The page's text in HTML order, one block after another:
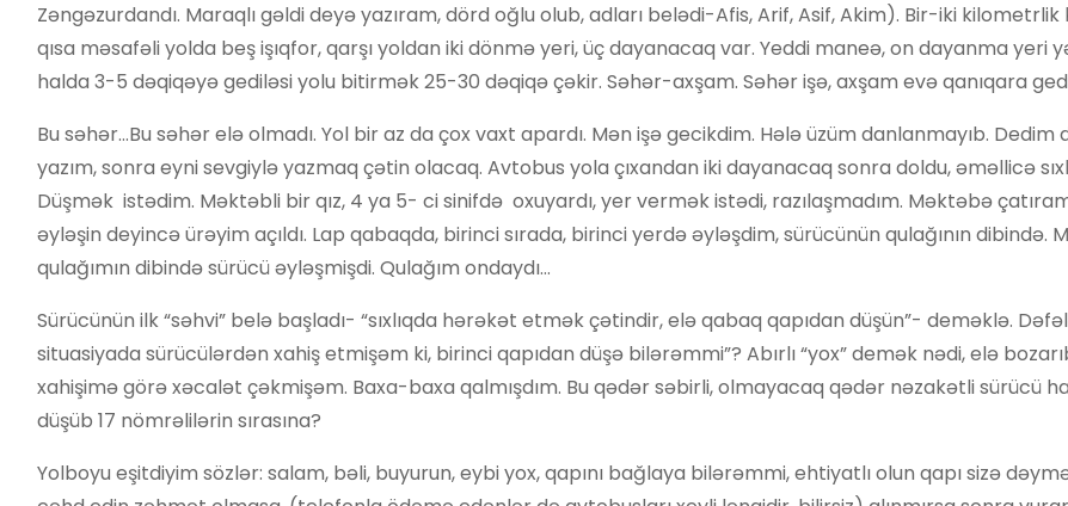
Zəngəzurdandı. Maraqlı gəldi deyə yazıram, dörd oğlu olub, adları belədi-Afis, Arif, Asif, Akim). Bir-iki kilometrlik
qısa məsafəli yolda beş işıqfor, qarşı yoldan iki dönmə yeri, üç dayanacaq var. Yeddi maneə, on dayanma yeri
halda 3-5 dəqiqəyə gediləsi yolu bitirmək 25-30 dəqiqə çəkir. Səhər-axşam. Səhər işə, axşam evə qanıqara
Bu səhər…Bu səhər elə olmadı. Yol bir az da çox vaxt apardı. Mən işə gecikdim. Hələ üzüm danlanmayıb. Dedim
yazım, sonra eyni sevgiylə yazmaq çətin olacaq. Avtobus yola çıxandan iki dayanacaq sonra doldu, əməllicə
Düşmək istədim. Məktəbli bir qız, 4 ya 5- ci sinifdə oxuyardı, yer vermək istədi, razılaşmadım. Məktəbə
əyləşin deyincə ürəyim açıldı. Lap qabaqda, birinci sırada, birinci yerdə əyləşdim, sürücünün qulağının dibində.
qulağımın dibində sürücü əyləşmişdi. Qulağım ondaydı…
Sürücünün ilk “səhvi” belə başladı- “sıxlıqda hərəkət etmək çətindir, elə qabaq qapıdan düşün”- deməklə.
situasiyada sürücülərdən xahiş etmişəm ki, birinci qapıdan düşə bilərəmmi”? Abırlı “yox” demək nədi, elə
xahişimə görə xəcalət çəkmişəm. Baxa-baxa qalmışdım. Bu qədər səbirli, olmayacaq qədər nəzakətli sürücü
düşüb 17 nömrəlilərin sırasına?
Yolboyu eşitdiyim sözlər: salam, bəli, buyurun, eybi yox, qapını bağlaya bilərəmmi, ehtiyatlı olun qapı sizə